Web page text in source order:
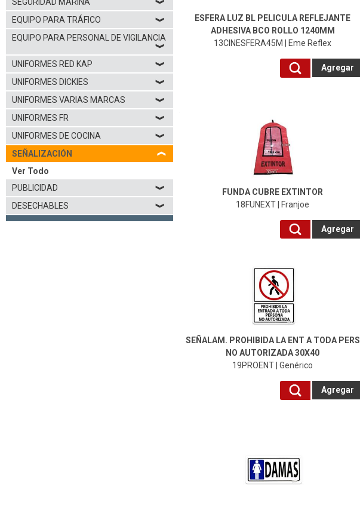
❱
EQUIPO PARA TRÁFICO ❱
EQUIPO PARA PERSONAL DE VIGILANCIA
❱
UNIFORMES RED KAP ❱
UNIFORMES DICKIES ❱
UNIFORMES VARIAS MARCAS ❱
UNIFORMES FR ❱
UNIFORMES DE COCINA ❱
SEÑALIZACIÓN ❱
Ver Todo
PUBLICIDAD
❱
DESECHABLES ❱
ESFERA LUZ BL PELICULA REFLEJANTE
ADHESIVA BCO ROLLO 1240MM
13CINESFERA45M | Eme Reflex
Agregar
FUNDA CUBRE EXTINTOR
18FUNEXT | Franjoe
Agregar
SEÑALAM. PROHIBIDA LA ENT A TODA PERS
NO AUTORIZADA 30X40
19PROENT | Genérico
Agregar